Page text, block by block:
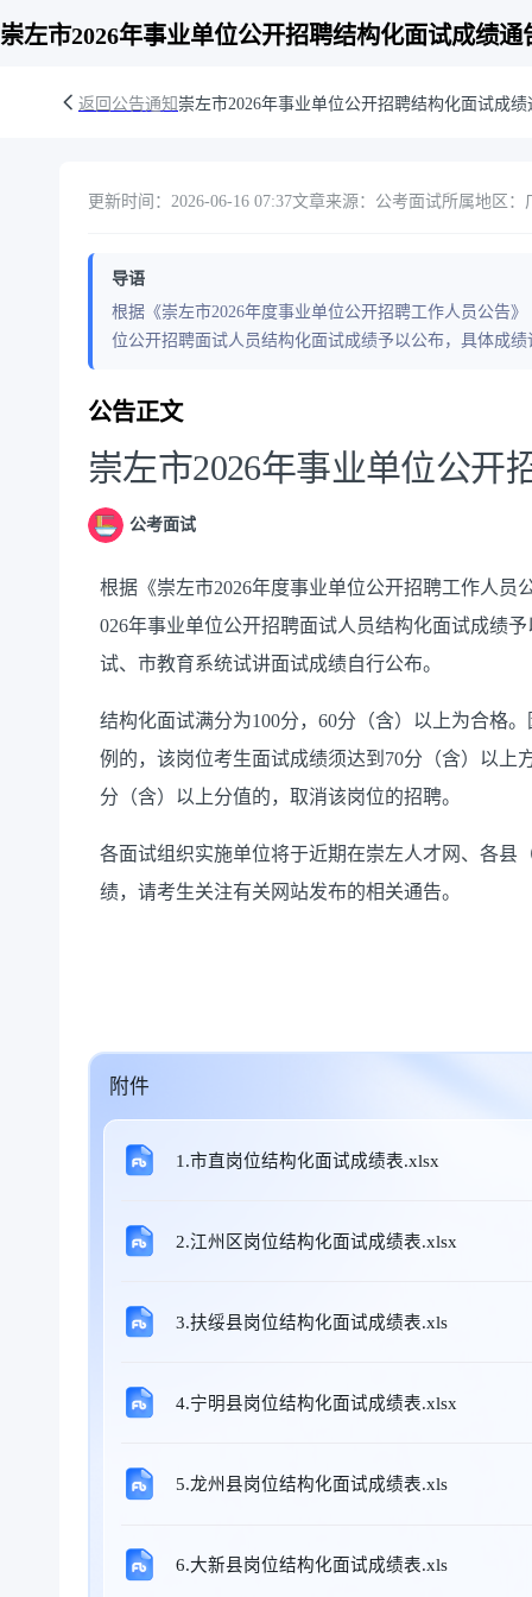
崇左市2026年事业单位公开招聘结构化面试成绩通
返回公告通知 崇左市2026年事业单位公开招聘结构化面试成绩
更新时间：2026-06-16 07:37文章来源：公考面试所属地区：
导语
根据《崇左市2026年度事业单位公开招聘工作人员公告
位公开招聘面试人员结构化面试成绩予以公布，具体成
公告正文
崇左市2026年事业单位公开
公考面试
根据《崇左市2026年度事业单位公开招聘工作人员
026年事业单位公开招聘面试人员结构化面试成绩
试、市教育系统试讲面试成绩自行公布。
结构化面试满分为100分，60分 （含） 以上为合格。
例的，该岗位考生面试成绩须达到 70分 （含） 以上
分（含） 以上分值的，取消该岗位的招聘。
各面试组织实施单位将于近期在崇左人才网、各县
绩，请考生关注有关网站发布的相关通告。
附件
1.市直岗位结构化面试成绩表.xlsx
2.江州区岗位结构化面试成绩表.xlsx
3.扶绥县岗位结构化面试成绩表.xls
4.宁明县岗位结构化面试成绩表.xlsx
5.龙州县岗位结构化面试成绩表.xls
6.大新县岗位结构化面试成绩表.xls